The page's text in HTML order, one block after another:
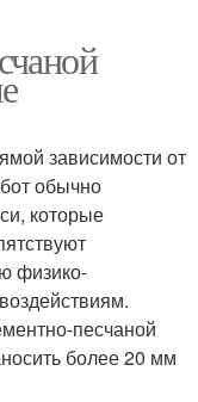
зависимости от
обычно
которые
физико-
песчаной
более 20 мм